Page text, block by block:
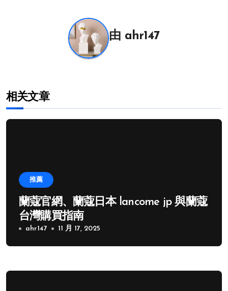
由 ahr147
相关文章
推薦
蘭蔻官網、蘭蔻日本 lancome jp 與蘭蔻
台灣購買指南
ahr147 11 月 17, 2025